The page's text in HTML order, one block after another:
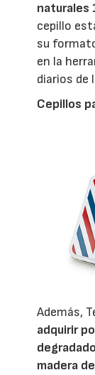
naturales
cepillo
su
en la
diarios de
Cepillos
Además,
adquirir
madera